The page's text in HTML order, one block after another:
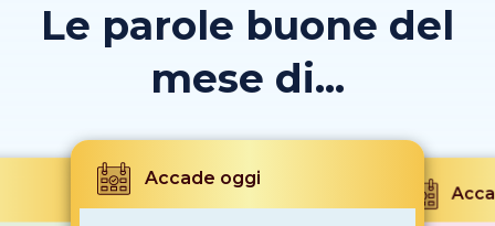
Le parole buone del
mese di...
Accade oggi